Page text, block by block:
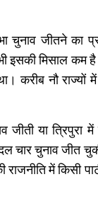
चुनाव जीतने का
मिसाल कम है
नौ राज्यों
या त्रिपुरा में
चार चुनाव जीत
में किसी